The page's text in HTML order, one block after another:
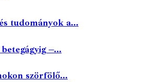
tudományok a...
–...
szörfölő...